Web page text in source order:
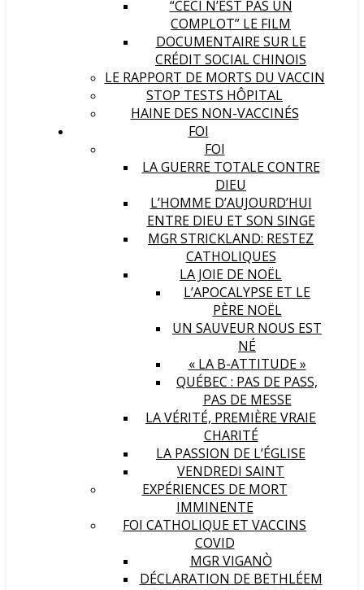
“CECI N’EST PAS UN
COMPLOT” LE FILM
DOCUMENTAIRE SUR LE
CRÉDIT SOCIAL CHINOIS
LE RAPPORT DE MORTS DU VACCIN
STOP TESTS HÔPITAL
HAINE DES NON-VACCINÉS
FOI
FOI
LA GUERRE TOTALE CONTRE
DIEU
L’HOMME D’AUJOURD’HUI
ENTRE DIEU ET SON SINGE
MGR STRICKLAND: RESTEZ
CATHOLIQUES
LA JOIE DE NOËL
L’APOCALYPSE ET LE
PÈRE NOËL
UN SAUVEUR NOUS EST
NÉ
« LA B-ATTITUDE »
QUÉBEC : PAS DE PASS,
PAS DE MESSE
LA VÉRITÉ, PREMIÈRE VRAIE
CHARITÉ
LA PASSION DE L’ÉGLISE
VENDREDI SAINT
EXPÉRIENCES DE MORT
IMMINENTE
FOI CATHOLIQUE ET VACCINS
COVID
MGR VIGANÒ
DÉCLARATION DE BETHLÉEM